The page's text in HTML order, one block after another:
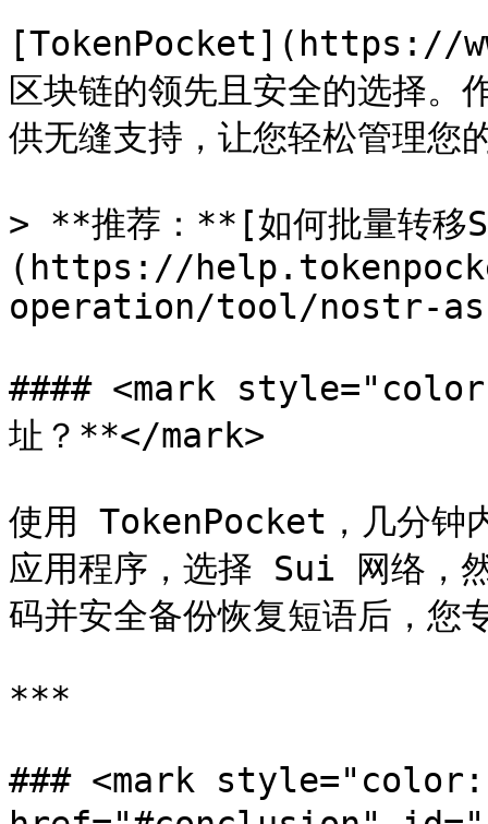
[TokenPocket](https://
区块链的领先且安全的选择
供无缝支持，让您轻松管理
> **推荐：**[如何批量转移
(https://
operation/tool/nostr-
#### <mark
址？**</mark>
使用 TokenPocket，几分钟
应用程序，选择 Sui 网络，
码并安全备份恢复短语后，
***
### <mark